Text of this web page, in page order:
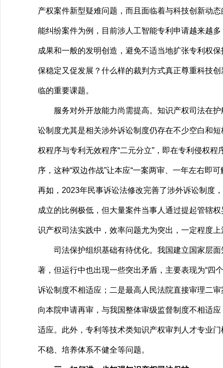
产权案件新型疑难问题，而且面临着与科技创新动态
能纠纷案件为例，目前涉人工智能专利申请越来越
成果和一般的发明创造，避免不适当地扩张专利权
保稳定又促发展？什么样的裁判方式真正尊重科技
临的重要课题。
服务对外开放能力尚需提高。知识产权司法在护
讼制度尤其是相关涉外诉讼制度仍存在不少空白和
权程序与专利无效程序“二元分立”，即在专利侵权
序，这种“双边作战”让本应“一案两审、一年左右即
再如，2023年民事诉讼法修改完善了涉外诉讼制度
成立的比例极低，但大量案件当事人通过提起管辖
识产权司法实践中，效率问题尤为突出，一定程度
司法保护组织基础有待优化。我国建立国家层面
著，但运行中也出现一些突出矛盾，主要表现为“四
诉讼制度不相适应；二是最高人民法院直接审理二
向本院申请再审，与我国整体审级监督制度不相适
适应。此外，专利等技术类知识产权审判人才专业
不稳、培养体系不健全等问题。